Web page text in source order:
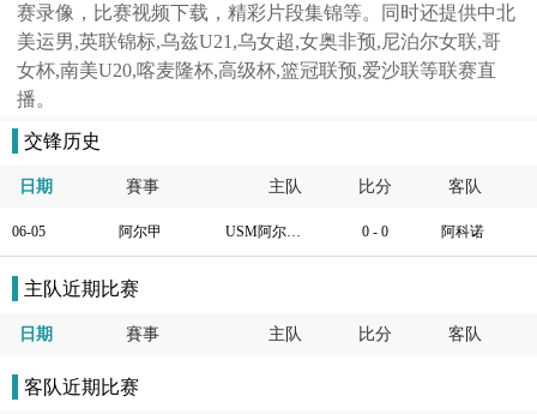
赛录像，比赛视频下载，精彩片段集锦等。同时还提供中北
美运男,英联锦标,乌兹U21,乌女超,女奥非预,尼泊尔女联,哥
女杯,南美U20,喀麦隆杯,高级杯,篮冠联预,爱沙联等联赛直
播。
交锋历史
日期 賽事 主队 比分 客队
06-05 阿尔甲 USM阿尔及尔 0 - 0 阿科诺
主队近期比赛
日期 賽事 主队 比分 客队
客队近期比赛